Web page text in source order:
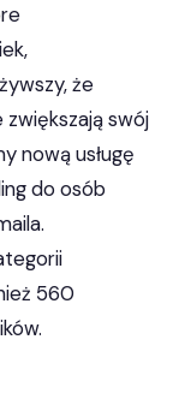
że
swój
nową usługę
do osób
560